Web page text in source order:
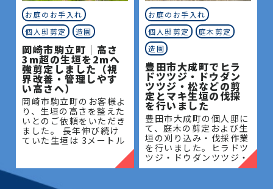
お庭のお手入れ
個人邸剪定
造園
岡崎市駒立町｜高さ
3m超の生垣を2mへ
強剪定しました（視
界改善・管理しやす
い高さへ）
岡崎市駒立町のお客様よ
り、生垣の高さを整えた
いとのご依頼をいただき
ました。 長年伸び続け
ていた生垣は 3メートル
り、管理が難しく、日当
たりや風通しにも影響が
出ている状態でした。今
お庭のお手入れ
個人邸剪定
庭木剪定
造園
豊田市大成町でヒラ
ドツツジ・ドウダン
ツツジ・松などの剪
定とマキ生垣の伐採
を行いました
豊田市大成町の個人邸に
て、庭木の剪定および生
垣の刈り込み・伐採作業
を行いました。ヒラドツ
ツジ・ドウダンツツジ・
マキの生垣、松、キンモ